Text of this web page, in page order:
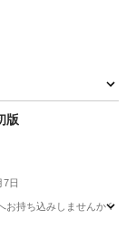
版
7日
ち込みしませんか？